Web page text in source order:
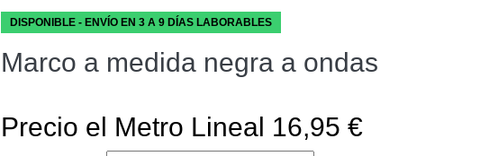
DISPONIBLE - ENVÍO EN 3 A 9 DÍAS LABORABLES
Marco a medida negra a ondas
Precio el Metro Lineal 16,95 €